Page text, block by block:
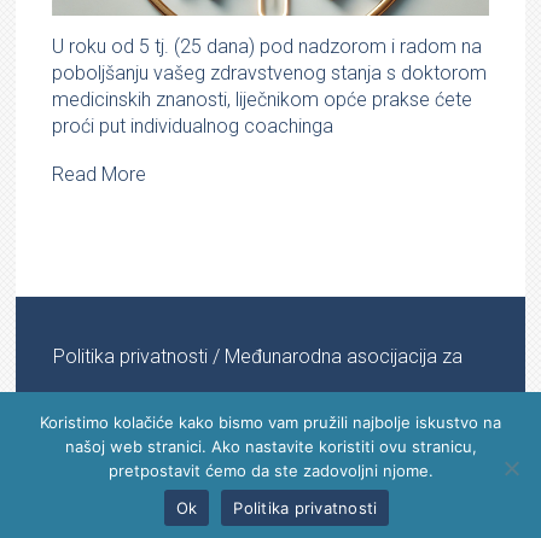
U roku od 5 tj. (25 dana) pod nadzorom i radom na
poboljšanju vašeg zdravstvenog stanja s doktorom
medicinskih znanosti, liječnikom opće prakse ćete
proći put individualnog coachinga
Read More
Politika privatnosti / Međunarodna asocijacija za
Reserved
Koristimo kolačiće kako bismo vam pružili najbolje iskustvo na
našoj web stranici. Ako nastavite koristiti ovu stranicu,
pretpostavit ćemo da ste zadovoljni njome.
Ok
Politika privatnosti